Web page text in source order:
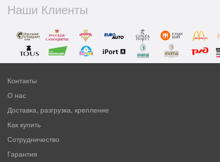
Наши Клиенты
Контакты
О нас
Доставка, разгрузка, крепление
Как купить
Сотрудничество
Гарантия